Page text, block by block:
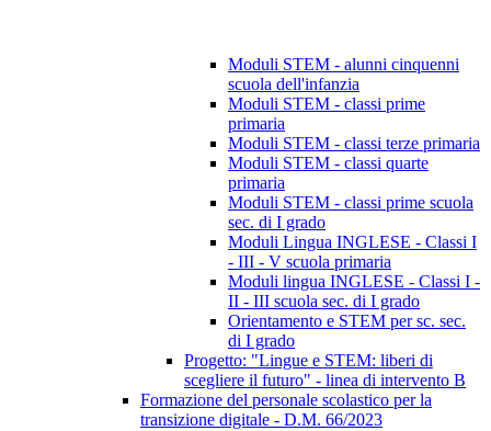
Moduli STEM - alunni cinquenni
scuola dell'infanzia
Moduli STEM - classi prime
primaria
Moduli STEM - classi terze primaria
Moduli STEM - classi quarte
primaria
Moduli STEM - classi prime scuola
sec. di I grado
Moduli Lingua INGLESE - Classi I
- III - V scuola primaria
Moduli lingua INGLESE - Classi I -
II - III scuola sec. di I grado
Orientamento e STEM per sc. sec.
di I grado
Progetto: "Lingue e STEM: liberi di
scegliere il futuro" - linea di intervento B
Formazione del personale scolastico per la
transizione digitale - D.M. 66/2023